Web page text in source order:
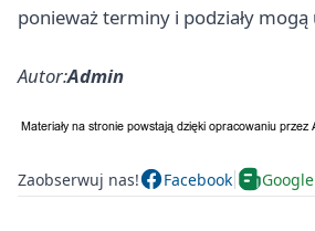
ponieważ terminy i podziały mogą
Autor:Admin
Zaobserwuj nas! Facebook